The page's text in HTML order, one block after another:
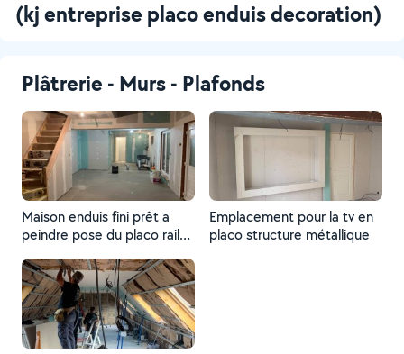
(kj entreprise placo enduis decoration)
Plâtrerie - Murs - Plafonds
Maison enduis fini prêt a
peindre pose du placo rail
enduit
Emplacement pour la tv en
placo structure métallique